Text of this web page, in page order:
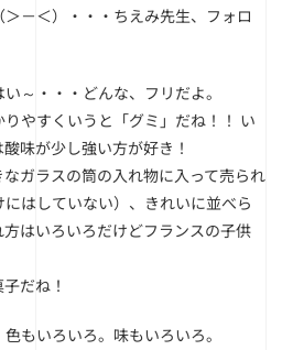
－＜）・・・ちえみ先生、フォロ
～・・・どんな、フリだよ。
やすくいうと「グミ」だね！！ い
味が少し強い方が好き！
ガラスの筒の入れ物に入って売られ
はしていない）、きれいに並べら
はいろいろだけどフランスの子供
だね！
もいろいろ。味もいろいろ。